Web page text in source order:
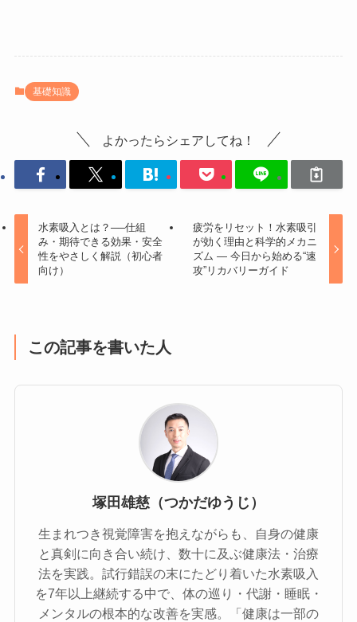
基礎知識
よかったらシェアしてね！
水素吸入とは？──仕組
み・期待できる効果・安全
性をやさしく解説（初心者
向け）
疲労をリセット！水素吸引
が効く理由と科学的メカニ
ズム — 今日から始める“速
攻”リカバリーガイド
この記事を書いた人
塚田雄慈（つかだゆうじ）
生まれつき視覚障害を抱えながらも、自身の健康
と真剣に向き合い続け、数十に及ぶ健康法・治療
法を実践。試行錯誤の末にたどり着いた水素吸入
を7年以上継続する中で、体の巡り・代謝・睡眠・
メンタルの根本的な改善を実感。「健康は一部の